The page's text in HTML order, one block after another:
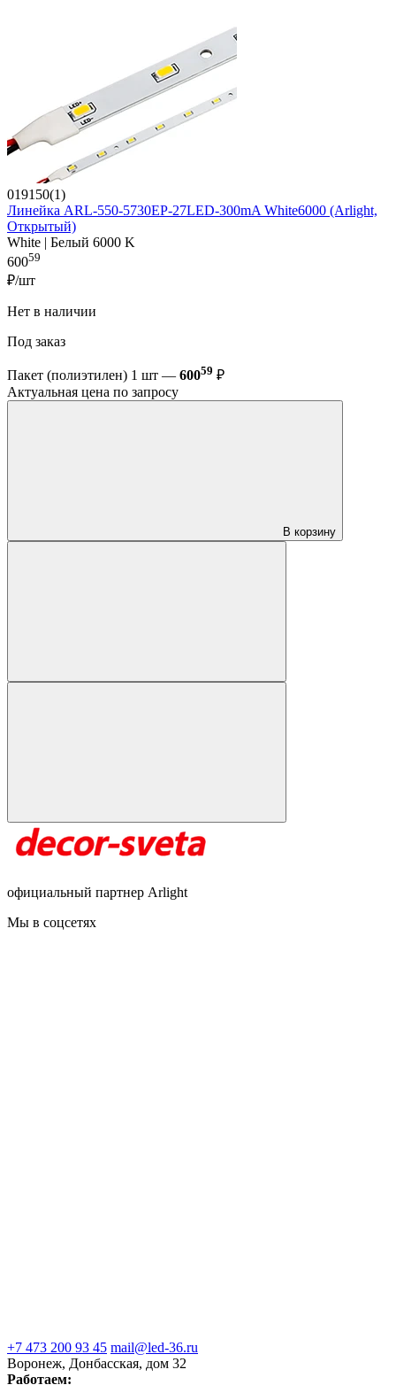
019150(1)
Линейка ARL-550-5730EP-27LED-300mA White6000 (Arlight,
Открытый)
White | Белый 6000 K
60059
₽/шт
Нет в наличии
Под заказ
Пакет (полиэтилен) 1 шт — 60059 ₽
Актуальная цена по запросу
В корзину
официальный партнер Arlight
Мы в соцсетях
+7 473 200 93 45 mail@led-36.ru
Воронеж, Донбасская, дом 32
Работаем: